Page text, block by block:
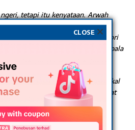
tetapi itu kenyataan. Arwah
lori simen dan tak
pada lori lalu digilis dek lori
itu masih terngiang-ngiang di kepala
kerana ramai penunggang motosikal
kita tidak perasan akibat
boleh menyebabkan jaket
kereta atau handle motosikal.
CLOSE